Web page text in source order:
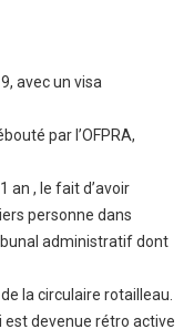
avec un visa
par l’OFPRA,
an , le fait d’avoir
personne dans
administratif dont
la circulaire rotailleau.
est devenue rétro active